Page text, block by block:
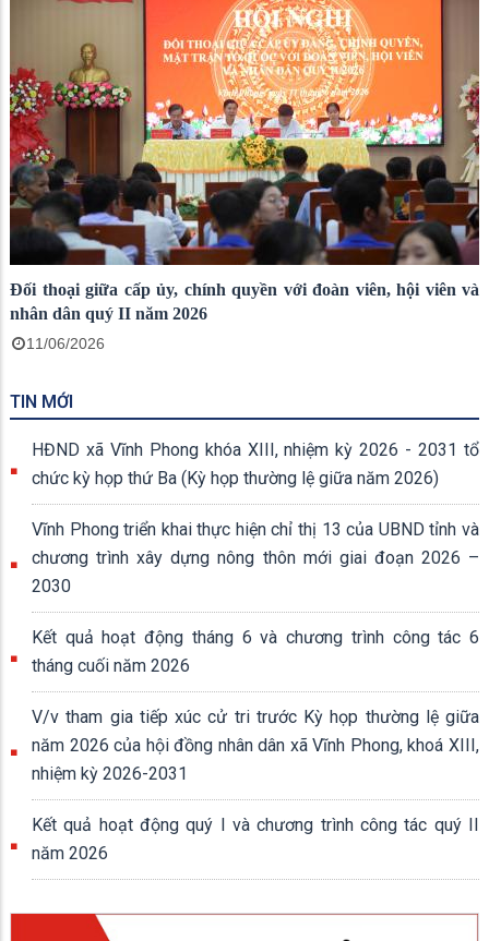
Đối thoại giữa cấp ủy, chính quyền với đoàn viên, hội viên và
nhân dân quý II năm 2026
11/06/2026
TIN MỚI
HĐND xã Vĩnh Phong khóa XIII, nhiệm kỳ 2026 - 2031 tổ
chức kỳ họp thứ Ba (Kỳ họp thường lệ giữa năm 2026)
Vĩnh Phong triển khai thực hiện chỉ thị 13 của UBND tỉnh và
chương trình xây dựng nông thôn mới giai đoạn 2026 –
2030
Kết quả hoạt động tháng 6 và chương trình công tác 6
tháng cuối năm 2026
V/v tham gia tiếp xúc cử tri trước Kỳ họp thường lệ giữa
năm 2026 của hội đồng nhân dân xã Vĩnh Phong, khoá XIII,
nhiệm kỳ 2026-2031
Kết quả hoạt động quý I và chương trình công tác quý II
năm 2026